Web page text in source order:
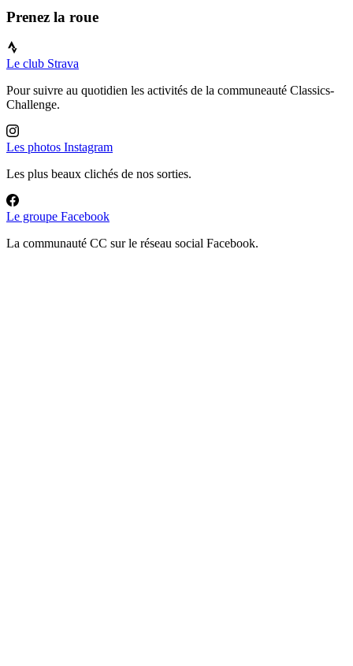
Prenez la roue
Le club Strava
Pour suivre au quotidien les activités de la communeauté Classics-
Challenge.
Les photos Instagram
Les plus beaux clichés de nos sorties.
Le groupe Facebook
La communauté CC sur le réseau social Facebook.